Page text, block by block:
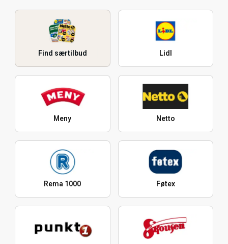
Find særtilbud Lidl
Meny Netto
Rema 1000 Føtex